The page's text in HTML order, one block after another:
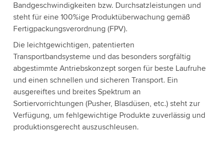
Bandgeschwindigkeiten bzw. Durchsatzleistungen und
steht für eine 100%ige Produktüberwachung gemäß
Fertigpackungsverordnung (FPV).
Die leichtgewichtigen, patentierten
Transportbandsysteme und das besonders sorgfältig
abgestimmte Antriebskonzept sorgen für beste Laufruhe
und einen schnellen und sicheren Transport. Ein
ausgereiftes und breites Spektrum an
Sortiervorrichtungen (Pusher, Blasdüsen, etc.) steht zur
Verfügung, um fehlgewichtige Produkte zuverlässig und
produktionsgerecht auszuschleusen.